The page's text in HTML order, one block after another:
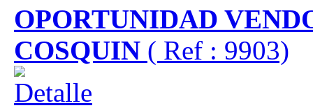
OPORTUNIDAD
COSQUIN ( Ref : 9903)